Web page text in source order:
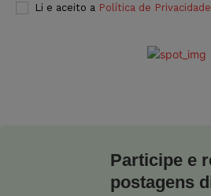
Li e aceito a Política de Privacidade
Participe e
postagens